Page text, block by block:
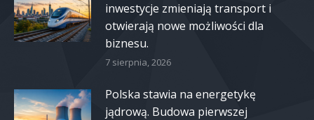
inwestycje zmieniają transport i
otwierają nowe możliwości dla
biznesu.
7 sierpnia, 2026
Polska stawia na energetykę
jądrową. Budowa pierwszej